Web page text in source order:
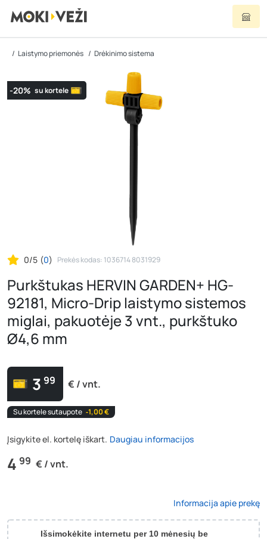
Laistymo priemonės Drėkinimo sistema
-20% su kortele
0/5 (0) Prekės kodas: 1036714 8031929
Purkštukas HERVIN GARDEN+ HG-
92181, Micro-Drip laistymo sistemos
miglai, pakuotėje 3 vnt., purkštuko
Ø4,6 mm
3 99 € / vnt.
Su kortele sutaupote ‐1,00 €
Įsigykite el. kortelę iškart. Daugiau informacijos
4 99 € / vnt.
Informacija apie prekę
Išsimokėkite internetu per 10 mėnesių be